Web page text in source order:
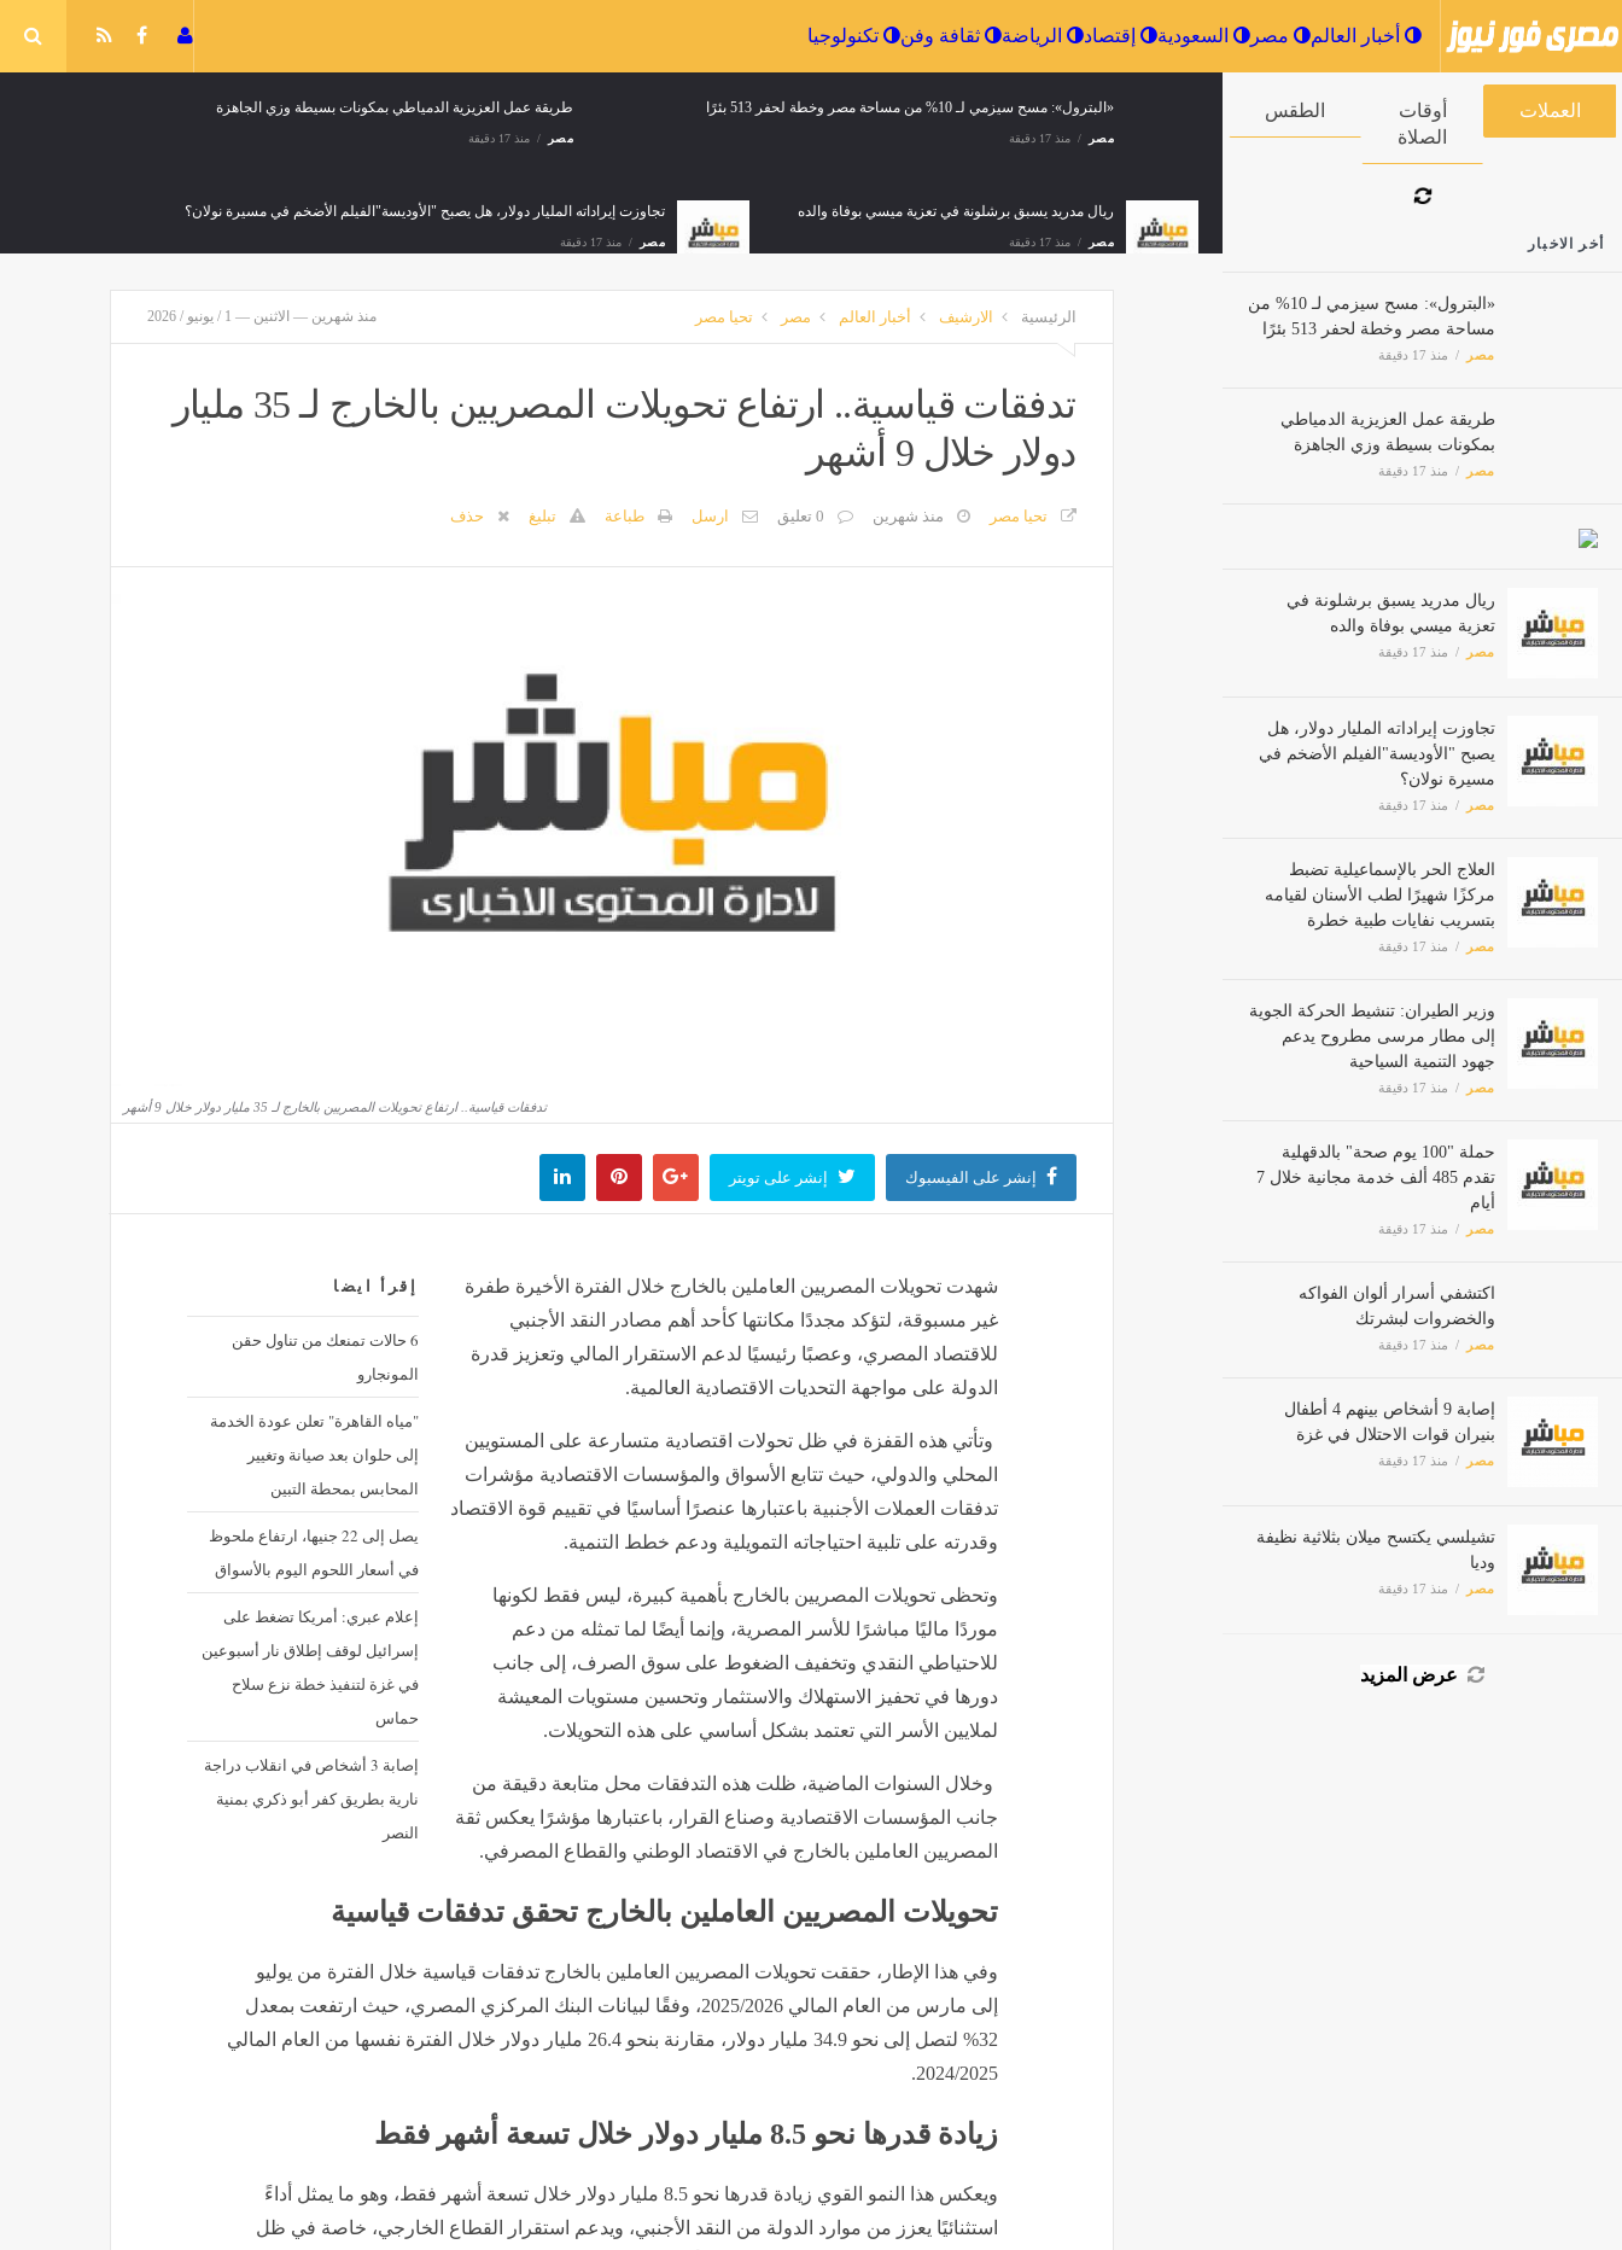
أخبار العالم مصر السعودية إقتصاد الرياضة ثقافة وفن
العملات أوقات الصلاة الطقس
أخر الاخبار
مساحة مصر وخطة لحفر 513 بئرًا
بمكونات بسيطة وزي الجاهزة
مصر منذ 17 دقيقة
تعزية ميسي بوفاة والده
مصر منذ 17 دقيقة
يصبح "الأوديسة"الفيلم الأضخم في
مسيرة نولان؟
مصر منذ 17 دقيقة
مركزًا شهيرًا لطب الأسنان لقيامه
بتسريب نفايات طبية خطرة
مصر منذ 17 دقيقة
إلى مطار مرسى مطروح يدعم
جهود التنمية السياحية
مصر منذ 17 دقيقة
أيام
مصر
اكتشفي أسرار ألوان الفواكه
والخضروات لبشرتك
مصر منذ 17 دقيقة
إصابة 9 أشخاص بينهم 4 أطفال
بنيران قوات الاحتلال في غزة
مصر منذ 17 دقيقة
وديا
مصر
عرض المزيد
«البترول»: مسح سيزمي لـ 10% من مساحة مصر وخطة لحفر 513 بئرًا
مصر منذ 17 دقيقة
طريقة عمل العزيزية الدمياطي بمكونات بسيطة وزي الجاهزة
مصر منذ 17 دقيقة
ريال مدريد يسبق برشلونة في تعزية ميسي بوفاة والده
مصر منذ 17 دقيقة
تجاوزت إيراداته المليار دولار، هل يصبح "الأوديسة"الفيلم الأضخم في مسيرة نولان؟
مصر منذ 17 دقيقة
العلاج الحر بالإسماعيلية تضبط مركزًا شهيرًا لطب الأسنان لقيامه بتسريب نفايات طبية خطرة
وزير الطيران: تنشيط الحركة الجوية إلى مطار مرسى مطروح يدعم جهود التنمية السياحية
إصابة 9 أشخاص بينهم 4 أطفال بنيران قوات الاحتلال في غزة
مصر منذ 17 دقيقة
الرئيسية الارشيف أخبار العالم مصر تحيا مصر منذ شهرين — الاثنين — 1 / يونيو / 2026
تدفقات قياسية.. ارتفاع تحويلات المصريين بالخارج لـ 35 مليار
دولار خلال 9 أشهر
تحيا مصر منذ شهرين 0 تعليق ارسل طباعة تبليغ حذف
تدفقات قياسية.. ارتفاع تحويلات المصريين بالخارج لـ 35 مليار دولار خلال 9 أشهر
إنشر على الفيسبوك إنشر على تويتر
إقرأ ايضا
6 حالات تمنعك من تناول حقن
المونجارو
"مياه القاهرة" تعلن عودة الخدمة
إلى حلوان بعد صيانة وتغيير
المحابس بمحطة التبين
يصل إلى 22 جنيها، ارتفاع ملحوظ
في أسعار اللحوم اليوم بالأسواق
إعلام عبري: أمريكا تضغط على
إسرائيل لوقف إطلاق نار أسبوعين
في غزة لتنفيذ خطة نزع سلاح
حماس
إصابة 3 أشخاص في انقلاب دراجة
نارية بطريق كفر أبو ذكري بمنية
النصر
شهدت تحويلات المصريين العاملين بالخارج خلال الفترة الأخيرة طفرة
غير مسبوقة، لتؤكد مجددًا مكانتها كأحد أهم مصادر النقد الأجنبي
للاقتصاد المصري، وعصبًا رئيسيًا لدعم الاستقرار المالي وتعزيز قدرة
الدولة على مواجهة التحديات الاقتصادية العالمية.
وتأتي هذه القفزة في ظل تحولات اقتصادية متسارعة على المستويين
المحلي والدولي، حيث تتابع الأسواق والمؤسسات الاقتصادية مؤشرات
تدفقات العملات الأجنبية باعتبارها عنصرًا أساسيًا في تقييم قوة الاقتصاد
وقدرته على تلبية احتياجاته التمويلية ودعم خطط التنمية.
وتحظى تحويلات المصريين بالخارج بأهمية كبيرة، ليس فقط لكونها
موردًا ماليًا مباشرًا للأسر المصرية، وإنما أيضًا لما تمثله من دعم
للاحتياطي النقدي وتخفيف الضغوط على سوق الصرف، إلى جانب
دورها في تحفيز الاستهلاك والاستثمار وتحسين مستويات المعيشة
لملايين الأسر التي تعتمد بشكل أساسي على هذه التحويلات.
وخلال السنوات الماضية، ظلت هذه التدفقات محل متابعة دقيقة من
جانب المؤسسات الاقتصادية وصناع القرار، باعتبارها مؤشرًا يعكس ثقة
المصريين العاملين بالخارج في الاقتصاد الوطني والقطاع المصرفي.
تحويلات المصريين العاملين بالخارج تحقق تدفقات قياسية
وفي هذا الإطار، حققت تحويلات المصريين العاملين بالخارج تدفقات قياسية خلال الفترة من يوليو
إلى مارس من العام المالي 2025/2026، وفقًا لبيانات البنك المركزي المصري، حيث ارتفعت بمعدل
32% لتصل إلى نحو 34.9 مليار دولار، مقارنة بنحو 26.4 مليار دولار خلال الفترة نفسها من العام المالي
2024/2025.
زيادة قدرها نحو 8.5 مليار دولار خلال تسعة أشهر فقط
ويعكس هذا النمو القوي زيادة قدرها نحو 8.5 مليار دولار خلال تسعة أشهر فقط، وهو ما يمثل أداءً
استثنائيًا يعزز من موارد الدولة من النقد الأجنبي، ويدعم استقرار القطاع الخارجي، خاصة في ظل